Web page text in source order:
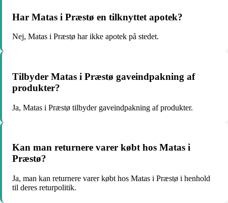
Har Matas i Præstø en tilknyttet apotek?
Nej, Matas i Præstø har ikke apotek på stedet.
Tilbyder Matas i Præstø gaveindpakning af
produkter?
Ja, Matas i Præstø tilbyder gaveindpakning af produkter.
Kan man returnere varer købt hos Matas i
Præstø?
Ja, man kan returnere varer købt hos Matas i Præstø i henhold
til deres returpolitik.